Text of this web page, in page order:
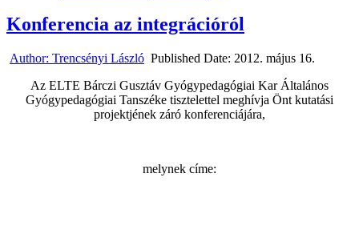
Konferencia az integrációról
Author: Trencsényi László Published Date: 2012. május 16.
Az ELTE Bárczi Gusztáv Gyógypedagógiai Kar Általános
Gyógypedagógiai Tanszéke tisztelettel meghívja Önt kutatási
projektjének záró konferenciájára,
melynek címe: